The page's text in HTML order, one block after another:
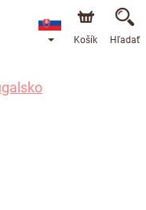
Košík Hľadať